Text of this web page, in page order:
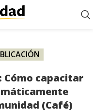
Cómo capacitar
(Café)